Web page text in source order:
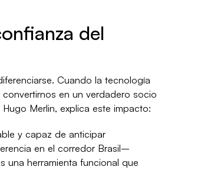
del
Cuando la tecnología
en un verdadero socio
Merlin, explica este impacto:
y capaz de anticipar
en el corredor Brasil–
una herramienta funcional que